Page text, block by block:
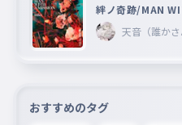
絆ノ奇跡/MAN
天音（誰かさ
おすすめのタグ